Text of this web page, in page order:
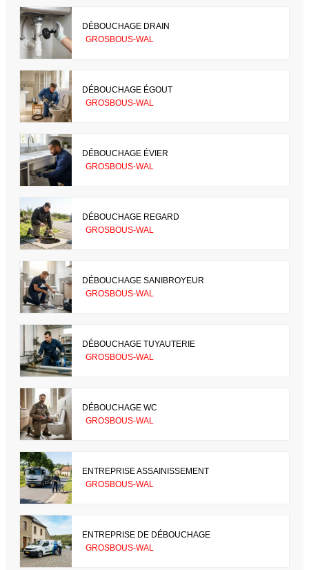
DÉBOUCHAGE DRAIN
GROSBOUS-WAL
DÉBOUCHAGE ÉGOUT
GROSBOUS-WAL
DÉBOUCHAGE ÉVIER
GROSBOUS-WAL
DÉBOUCHAGE REGARD
GROSBOUS-WAL
DÉBOUCHAGE SANIBROYEUR
GROSBOUS-WAL
DÉBOUCHAGE TUYAUTERIE
GROSBOUS-WAL
DÉBOUCHAGE WC
GROSBOUS-WAL
ENTREPRISE ASSAINISSEMENT
GROSBOUS-WAL
ENTREPRISE DE DÉBOUCHAGE
GROSBOUS-WAL